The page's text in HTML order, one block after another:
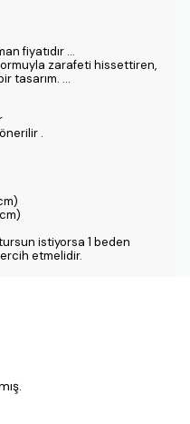
fiyatıdır …
zarafeti hissettiren,
tasarım. …
.
istiyorsa 1 beden
etmelidir.